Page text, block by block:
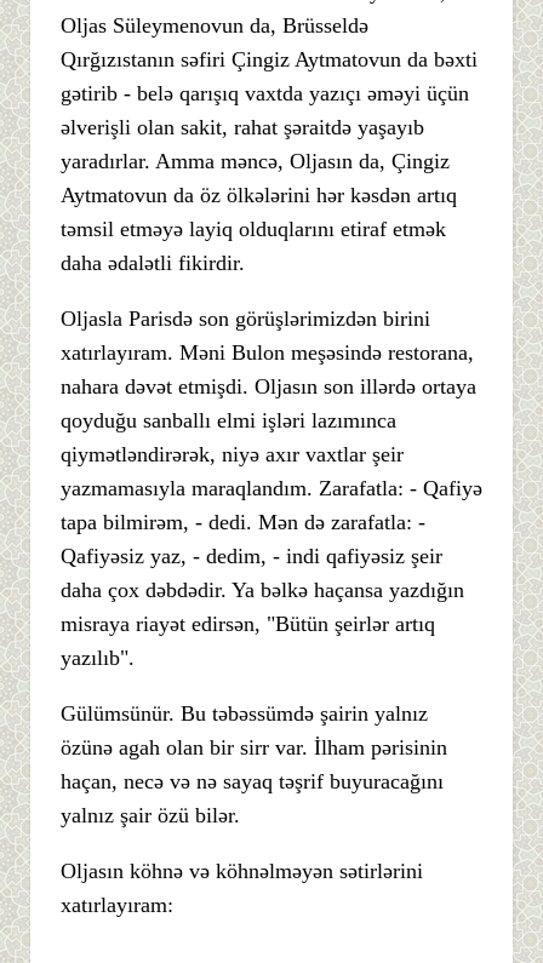
Oljas Süleymenovun da, Brüsseldə
Qırğızıstanın səfiri Çingiz Aytmatovun da bəxti
gətirib - belə qarışıq vaxtda yazıçı əməyi üçün
əlverişli olan sakit, rahat şəraitdə yaşayıb
yaradırlar. Amma məncə, Oljasın da, Çingiz
Aytmatovun da öz ölkələrini hər kəsdən artıq
təmsil etməyə layiq olduqlarını etiraf etmək
daha ədalətli fikirdir.
Oljasla Parisdə son görüşlərimizdən birini
xatırlayıram. Məni Bulon meşəsində restorana,
nahara dəvət etmişdi. Oljasın son illərdə ortaya
qoyduğu sanballı elmi işləri lazımınca
qiymətləndirərək, niyə axır vaxtlar şeir
yazmamasıyla maraqlandım. Zarafatla: - Qafiyə
tapa bilmirəm, - dedi. Mən də zarafatla: -
Qafiyəsiz yaz, - dedim, - indi qafiyəsiz şeir
daha çox dəbdədir. Ya bəlkə haçansa yazdığın
misraya riayət edirsən, "Bütün şeirlər artıq
yazılıb".
Gülümsünür. Bu təbəssümdə şairin yalnız
özünə agah olan bir sirr var. İlham pərisinin
haçan, necə və nə sayaq təşrif buyuracağını
yalnız şair özü bilər.
Oljasın köhnə və köhnəlməyən sətirlərini
xatırlayıram: